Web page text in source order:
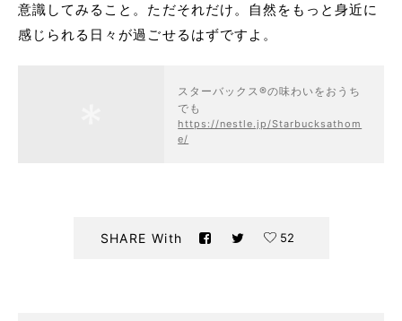
意識してみること。ただそれだけ。自然をもっと身近に
感じられる日々が過ごせるはずですよ。
スターバックス®の味わいをおうち
でも
https://nestle.jp/Starbucksathom
e/
SHARE With 52